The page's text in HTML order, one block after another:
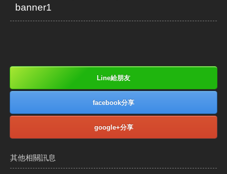
banner1
Line給朋友
facebook分享
google+分享
其他相關訊息